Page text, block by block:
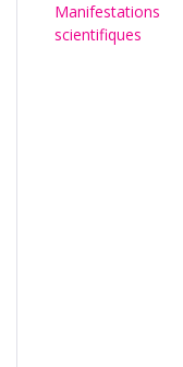
Manifestations
scientifiques